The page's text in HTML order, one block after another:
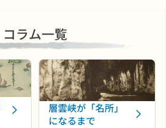
コラム一覧
層雲峡が「名所」
になるまで